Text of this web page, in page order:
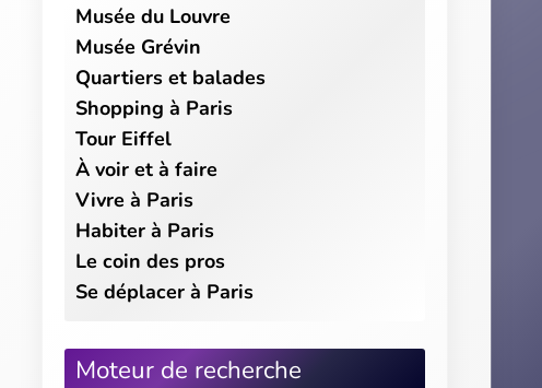
Musée du Louvre
Musée Grévin
Quartiers et balades
Shopping à Paris
Tour Eiffel
À voir et à faire
Vivre à Paris
Habiter à Paris
Le coin des pros
Se déplacer à Paris
Moteur de recherche